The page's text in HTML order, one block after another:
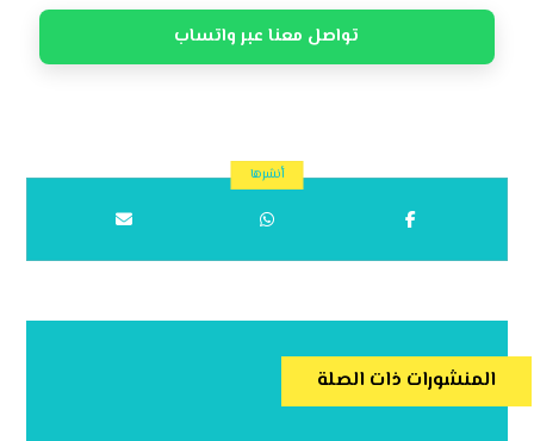
تواصل معنا عبر واتساب
المنشورات ذات الصلة